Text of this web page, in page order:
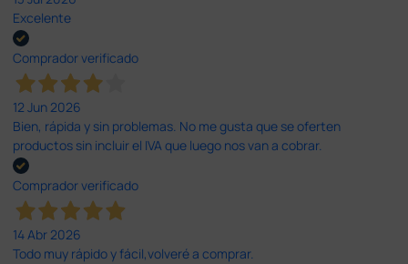
Excelente
Comprador verificado
12 Jun 2026
Bien, rápida y sin problemas. No me gusta que se oferten
productos sin incluir el IVA que luego nos van a cobrar.
Comprador verificado
14 Abr 2026
Todo muy rápido y fácil,volveré a comprar.